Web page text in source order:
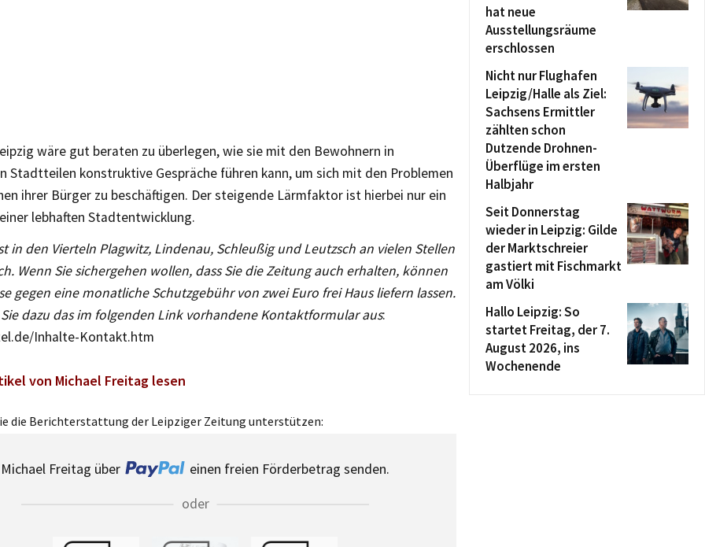
wäre gut beraten zu überlegen, wie sie mit den Bewohnern in
Stadtteilen konstruktive Gespräche führen kann, um sich mit den Problemen
ihrer Bürger zu beschäftigen. Der steigende Lärmfaktor ist hierbei nur ein
lebhaften Stadtentwicklung.
in den Vierteln Plagwitz, Lindenau, Schleußig und Leutzsch an vielen Stellen
Wenn Sie sichergehen wollen, dass Sie die Zeitung auch erhalten, können
gegen eine monatliche Schutzgebühr von zwei Euro frei Haus liefern lassen.
dazu das im folgenden Link vorhandene Kontaktformular aus:
Inhalte-Kontakt.htm
von Michael Freitag lesen
die Berichterstattung der Leipziger Zeitung unterstützen:
Michael Freitag über
einen freien Förderbetrag senden.
oder
hat neue
Ausstellungsräume
erschlossen
Nicht nur Flughafen
Leipzig/Halle als Ziel:
Sachsens Ermittler
zählten schon
Dutzende Drohnen-
Überflüge im ersten
Halbjahr
Seit Donnerstag
wieder in Leipzig: Gilde
der Marktschreier
gastiert mit Fischmarkt
am Völki
Hallo Leipzig: So
startet Freitag, der 7.
August 2026, ins
Wochenende